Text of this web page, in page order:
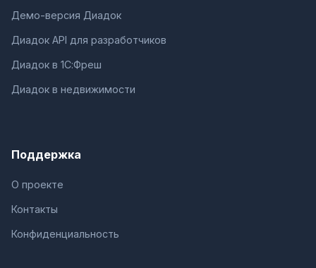
Демо-версия Диадок
Диадок API для разработчиков
Диадок в 1С:Фреш
Диадок в недвижимости
Поддержка
О проекте
Контакты
Конфиденциальность